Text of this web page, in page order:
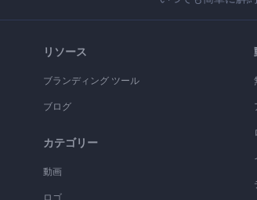
リソース
ブランディング ツール
ブログ
カテゴリー
動画
ロゴ